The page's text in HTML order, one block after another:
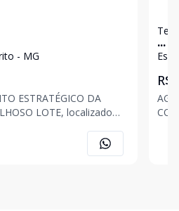
- MG
ESTRATÉGICO DA
do centro da cidade. -
...
R$